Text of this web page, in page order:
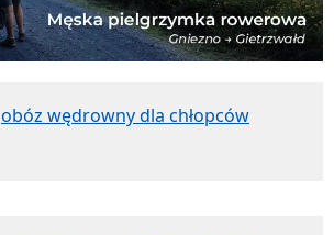
obóz wędrowny dla chłopców